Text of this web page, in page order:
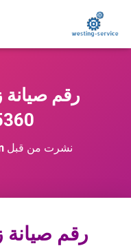
رقم صيانة
نشرت من قبل
رقم صيانة